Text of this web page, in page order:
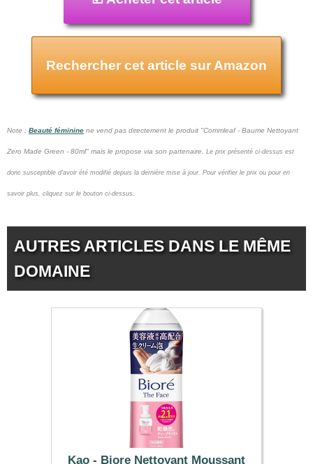
Rechercher cet article sur Amazon
Note : Beauté féminine ne vend pas directement le produit "Commleaf - Baume Nettoyant
Zero Made Green - 80ml" mais le propose via son partenaire. Le prix présenté ci-dessus est
donc susceptible d'avoir été modifié depuis la dernière mise à jour. Pour vérifier le prix ou pour en
savoir plus, cliquez sur le bouton ci-dessus.
AUTRES ARTICLES DANS LE MÊME
DOMAINE
Kao - Biore Nettoyant Moussant